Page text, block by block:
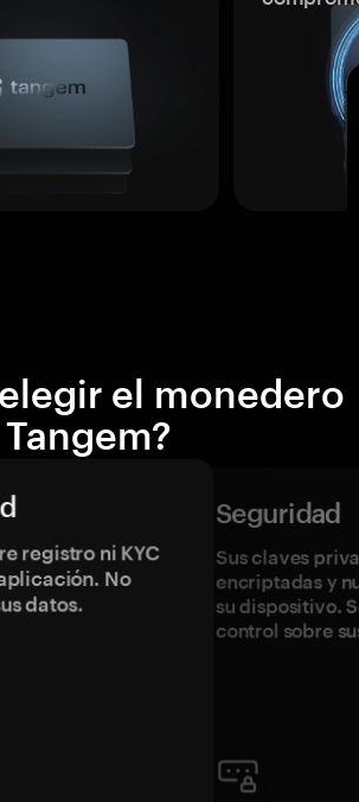
el monedero
registro ni KYC
No
datos.
Seguridad
Sus claves
encriptadas y
su dispositivo.
control sobre